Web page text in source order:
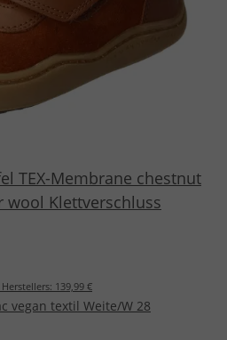
TEX-Membrane chestnut
wool Klettverschluss
139,99 €